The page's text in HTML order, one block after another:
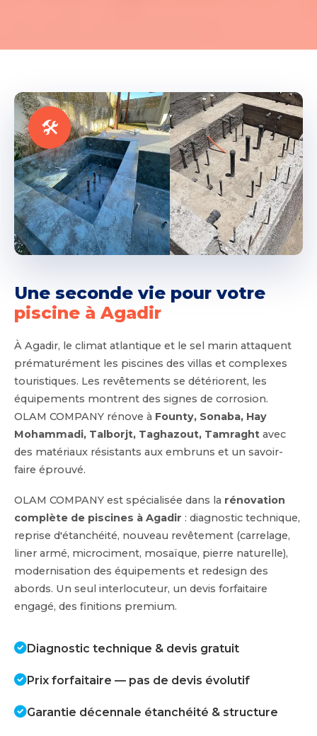
Une seconde vie pour votre
piscine à Agadir
À Agadir, le climat atlantique et le sel marin attaquent
prématurément les piscines des villas et complexes
touristiques. Les revêtements se détériorent, les
équipements montrent des signes de corrosion.
OLAM COMPANY rénove à Founty, Sonaba, Hay
Mohammadi, Talborjt, Taghazout, Tamraght avec
des matériaux résistants aux embruns et un savoir-
faire éprouvé.
OLAM COMPANY est spécialisée dans la rénovation
complète de piscines à Agadir : diagnostic technique,
reprise d'étanchéité, nouveau revêtement (carrelage,
liner armé, microciment, mosaïque, pierre naturelle),
modernisation des équipements et redesign des
abords. Un seul interlocuteur, un devis forfaitaire
engagé, des finitions premium.
Diagnostic technique & devis gratuit
Prix forfaitaire — pas de devis évolutif
Garantie décennale étanchéité & structure